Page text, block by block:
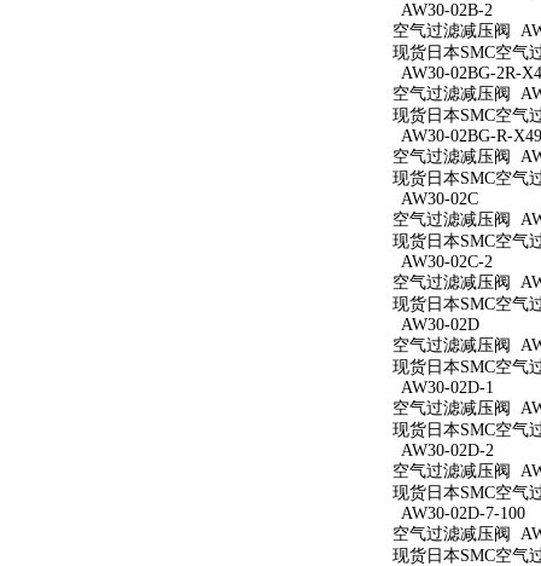
AW30-02B-2
空气过滤减压阀
现货日本SMC空气
AW30-02BG-2R-
空气过滤减压阀
现货日本SMC空气
AW30-02BG-R-
空气过滤减压阀
现货日本SMC空气
AW30-02C
空气过滤减压阀
现货日本SMC空气
AW30-02C-2
空气过滤减压阀
现货日本SMC空气
AW30-02D
空气过滤减压阀
现货日本SMC空气
AW30-02D-1
空气过滤减压阀
现货日本SMC空气
AW30-02D-2
空气过滤减压阀
现货日本SMC空气
AW30-02D-7-100
空气过滤减压阀
现货日本SMC空气